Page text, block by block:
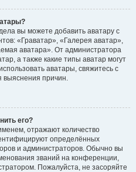
вы можете добавить аватару с
«Граватар», «Галерея аватар»,
аватара». От администратора
а также какие типы аватар могут
аватары, свяжитесь с
выяснения причин.
его?
отражают количество
определённых
и администраторов. Обычно вы
званий на конференции,
Пожалуйста, не засоряйте